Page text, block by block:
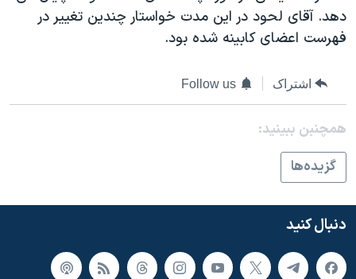
صفحه‌های ویژه
سفر پرزیدنت ترامپ به چین
دهد. آقای لحود در اين مدت خواستار چندين تغيير در
فهرست اعضای کابينه شده بود.
اشتراک Follow us
همچنبن ببینید:
گزيده‌ها
دنبال کنید